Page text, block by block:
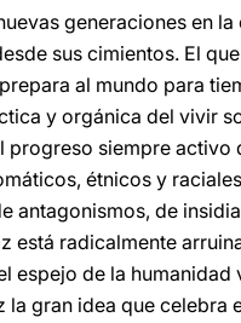
generaciones en
sus cimientos. El
al mundo para
y orgánica del vivir
progreso siempre
étnicos y
antagonismos, de
está radicalmente
espejo de la
la gran idea que